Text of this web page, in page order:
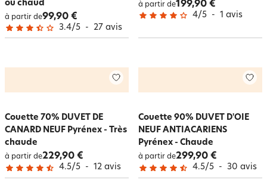
ou chaud
à partir de99,90 €
3.4/5 - 27 avis
à partir de199,90 €
4/5 - 1 avis
Couette 70% DUVET DE
CANARD NEUF Pyrénex - Très
chaude
à partir de229,90 €
4.5/5 - 12 avis
Couette 90% DUVET D'OIE
NEUF ANTIACARIENS
Pyrénex - Chaude
à partir de299,90 €
4.5/5 - 30 avis